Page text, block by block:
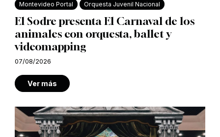
Montevideo Portal Orquesta Juvenil Nacional
El Sodre presenta El Carnaval de los
animales con orquesta, ballet y
videomapping
07/08/2026
Ver más